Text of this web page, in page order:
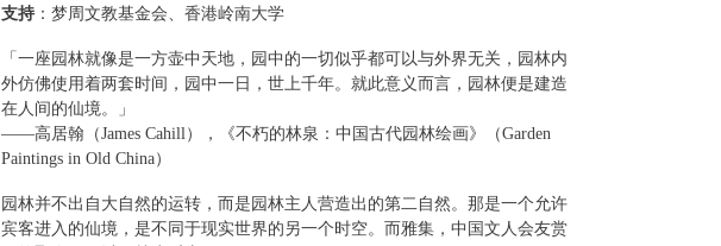
支持 ：梦周文教基金会、香港岭南大学
「一座园林就像是一方壶中天地，园中的一切似乎都可以与外界无关，园林内
外仿佛使用着两套时间，园中一日，世上千年。就此意义而言，园林便是建造
在人间的仙境。」
——高居翰（James Cahill），《不朽的林泉：中国古代园林绘画》（Garden
Paintings in Old China）
园林并不出自大自然的运转，而是园林主人营造出的第二自然。那是一个允许
宾客进入的仙境，是不同于现实世界的另一个时空。而雅集，中国文人会友赏